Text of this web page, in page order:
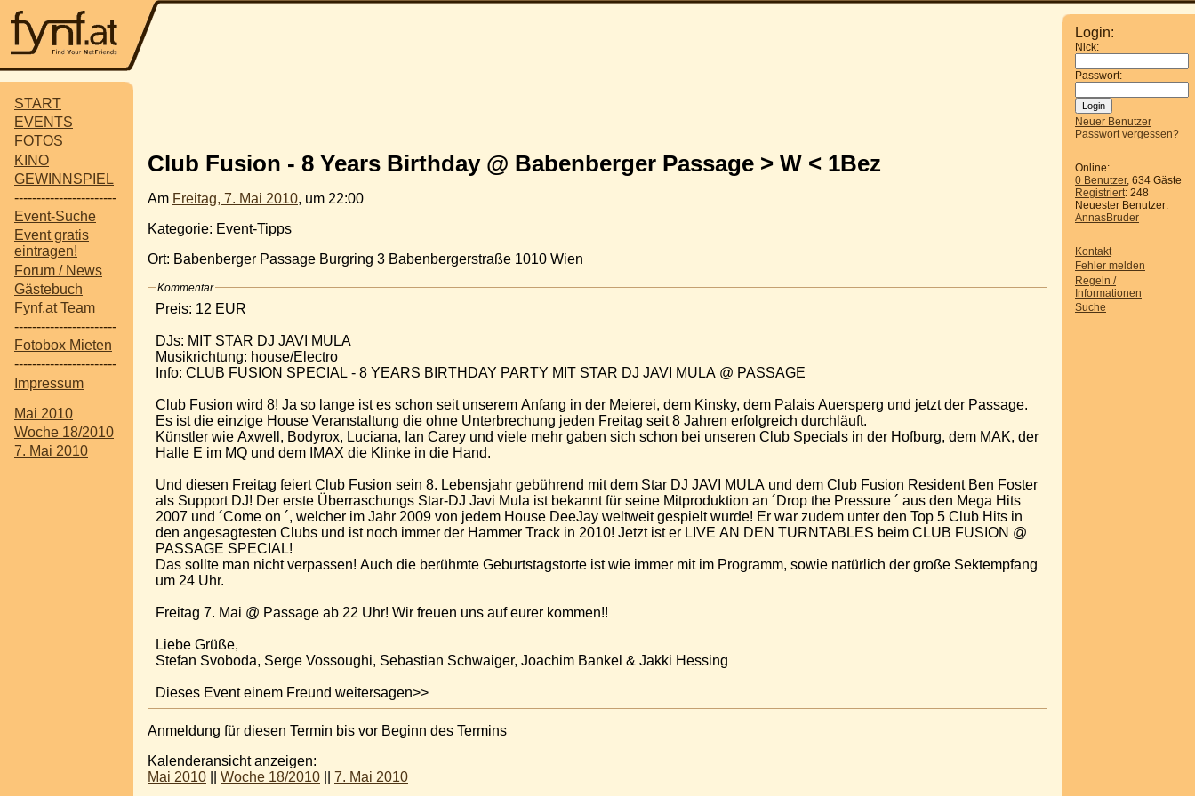
START
EVENTS
FOTOS
KINO
GEWINNSPIEL
-----------------------
Event-Suche
Event gratis
eintragen!
Forum / News
Gästebuch
Fynf.at Team
-----------------------
Fotobox Mieten
-----------------------
Impressum
Mai 2010
Woche 18/2010
7. Mai 2010
Login:
Nick:
Passwort:
Neuer Benutzer
Passwort vergessen?
Online:
0 Benutzer, 634 Gäste
Registriert: 248
Neuester Benutzer:
AnnasBruder
Kontakt
Fehler melden
Regeln /
Informationen
Suche
Club Fusion - 8 Years Birthday @ Babenberger Passage > W < 1Bez
Am Freitag, 7. Mai 2010, um 22:00
Kategorie: Event-Tipps
Ort: Babenberger Passage Burgring 3 Babenbergerstraße 1010 Wien
Kommentar
Preis: 12 EUR
DJs: MIT STAR DJ JAVI MULA
Musikrichtung: house/Electro
Info: CLUB FUSION SPECIAL - 8 YEARS BIRTHDAY PARTY MIT STAR DJ JAVI MULA @ PASSAGE
Club Fusion wird 8! Ja so lange ist es schon seit unserem Anfang in der Meierei, dem Kinsky, dem Palais Auersperg und jetzt der Passage.
Es ist die einzige House Veranstaltung die ohne Unterbrechung jeden Freitag seit 8 Jahren erfolgreich durchläuft.
Künstler wie Axwell, Bodyrox, Luciana, Ian Carey und viele mehr gaben sich schon bei unseren Club Specials in der Hofburg, dem MAK, der
Halle E im MQ und dem IMAX die Klinke in die Hand.
Und diesen Freitag feiert Club Fusion sein 8. Lebensjahr gebührend mit dem Star DJ JAVI MULA und dem Club Fusion Resident Ben Foster
als Support DJ! Der erste Überraschungs Star-DJ Javi Mula ist bekannt für seine Mitproduktion an ´Drop the Pressure ´ aus den Mega Hits
2007 und ´Come on ´, welcher im Jahr 2009 von jedem House DeeJay weltweit gespielt wurde! Er war zudem unter den Top 5 Club Hits in
den angesagtesten Clubs und ist noch immer der Hammer Track in 2010! Jetzt ist er LIVE AN DEN TURNTABLES beim CLUB FUSION @
PASSAGE SPECIAL!
Das sollte man nicht verpassen! Auch die berühmte Geburtstagstorte ist wie immer mit im Programm, sowie natürlich der große Sektempfang
um 24 Uhr.
Freitag 7. Mai @ Passage ab 22 Uhr! Wir freuen uns auf eurer kommen!!
Liebe Grüße,
Stefan Svoboda, Serge Vossoughi, Sebastian Schwaiger, Joachim Bankel & Jakki Hessing
Dieses Event einem Freund weitersagen>>
Anmeldung für diesen Termin bis vor Beginn des Termins
Kalenderansicht anzeigen:
Mai 2010
Woche 18/2010 7. Mai 2010